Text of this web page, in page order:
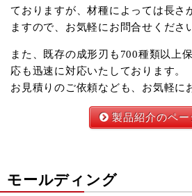
ておりますが、材種によっては長さ
ますので、お気軽にお問合せくださ
また、既存の成形刃も700種類以上
応も迅速に対応いたしております。
お見積りのご依頼なども、お気軽に
製品紹介のペー
モールディング